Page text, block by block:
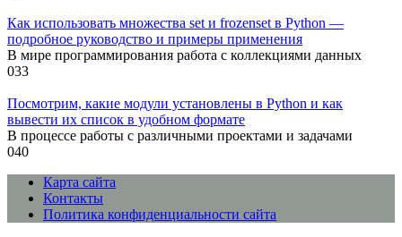
Как использовать множества set и frozenset в Python —
подробное руководство и примеры применения
В мире программирования работа с коллекциями данных
033
Посмотрим, какие модули установлены в Python и как
вывести их список в удобном формате
В процессе работы с различными проектами и задачами
040
Карта сайта
Контакты
Политика конфиденциальности сайта